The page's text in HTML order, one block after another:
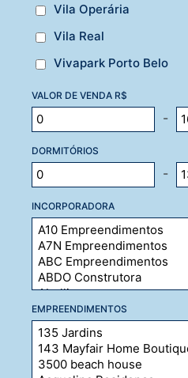
Vila Operária
Vila Real
Vivapark Porto Belo
VALOR DE VENDA R$
-
DORMITÓRIOS
-
INCORPORADORA
EMPREENDIMENTOS